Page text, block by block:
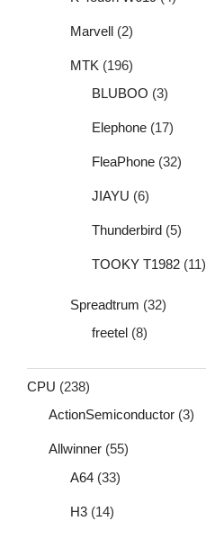
Marvell (2)
MTK (196)
BLUBOO (3)
Elephone (17)
FleaPhone (32)
JIAYU (6)
Thunderbird (5)
TOOKY T1982 (11)
Spreadtrum (32)
freetel (8)
CPU (238)
ActionSemiconductor (3)
Allwinner (55)
A64 (33)
H3 (14)